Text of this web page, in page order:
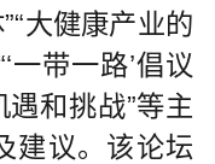
大健康产业的
一带一路’倡议
和挑战”等主
建议。该论坛